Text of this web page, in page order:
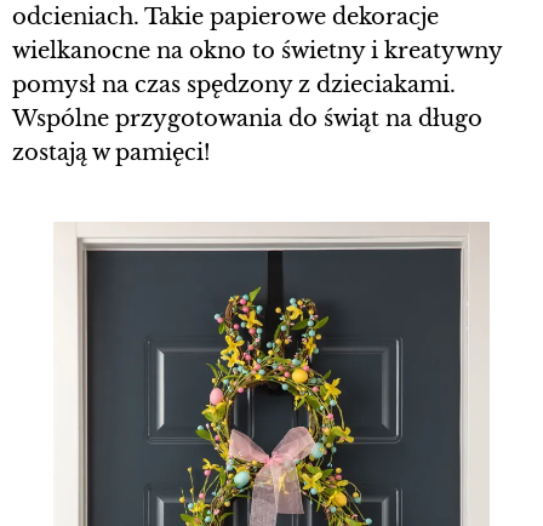
odcieniach. Takie papierowe dekoracje
wielkanocne na okno to świetny i kreatywny
pomysł na czas spędzony z dzieciakami.
Wspólne przygotowania do świąt na długo
zostają w pamięci!